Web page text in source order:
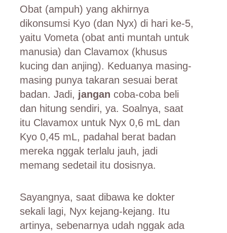
Obat (ampuh) yang akhirnya
dikonsumsi Kyo (dan Nyx) di hari ke-5,
yaitu Vometa (obat anti muntah untuk
manusia) dan Clavamox (khusus
kucing dan anjing). Keduanya masing-
masing punya takaran sesuai berat
badan. Jadi, jangan coba-coba beli
dan hitung sendiri, ya. Soalnya, saat
itu Clavamox untuk Nyx 0,6 mL dan
Kyo 0,45 mL, padahal berat badan
mereka nggak terlalu jauh, jadi
memang sedetail itu dosisnya.
Sayangnya, saat dibawa ke dokter
sekali lagi, Nyx kejang-kejang. Itu
artinya, sebenarnya udah nggak ada